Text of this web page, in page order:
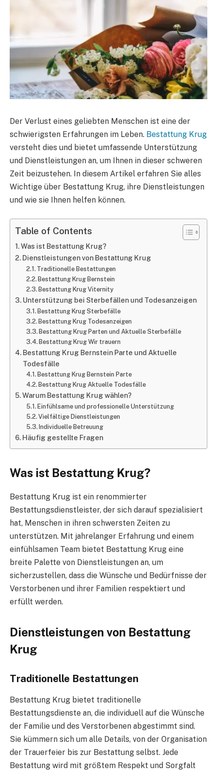
Der Verlust eines geliebten Menschen ist eine der
schwierigsten Erfahrungen im Leben. Bestattung Krug
versteht dies und bietet umfassende Unterstützung
und Dienstleistungen an, um Ihnen in dieser schweren
Zeit beizustehen. In diesem Artikel erfahren Sie alles
Wichtige über Bestattung Krug, ihre Dienstleistungen
und wie sie Ihnen helfen können.
Table of Contents
Was ist Bestattung Krug?
Dienstleistungen von Bestattung Krug
Traditionelle Bestattungen
Bestattung Krug Bernstein
Bestattung Krug Viternity
Unterstützung bei Sterbefällen und Todesanzeigen
Bestattung Krug Sterbefälle
Bestattung Krug Todesanzeigen
Bestattung Krug Parten und Aktuelle Sterbefälle
Bestattung Krug Wir trauern
Bestattung Krug Bernstein Parte und Aktuelle
Todesfälle
Bestattung Krug Bernstein Parte
Bestattung Krug Aktuelle Todesfälle
Warum Bestattung Krug wählen?
Einfühlsame und professionelle Unterstützung
Vielfältige Dienstleistungen
Individuelle Betreuung
Häufig gestellte Fragen
Was ist Bestattung Krug?
Bestattung Krug ist ein renommierter
Bestattungsdienstleister, der sich darauf spezialisiert
hat, Menschen in ihren schwersten Zeiten zu
unterstützen. Mit jahrelanger Erfahrung und einem
einfühlsamen Team bietet Bestattung Krug eine
breite Palette von Dienstleistungen an, um
sicherzustellen, dass die Wünsche und Bedürfnisse der
Verstorbenen und ihrer Familien respektiert und
erfüllt werden.
Dienstleistungen von Bestattung
Krug
Traditionelle Bestattungen
Bestattung Krug bietet traditionelle
Bestattungsdienste an, die individuell auf die Wünsche
der Familie und des Verstorbenen abgestimmt sind.
Sie kümmern sich um alle Details, von der Organisation
der Trauerfeier bis zur Bestattung selbst. Jede
Bestattung wird mit größtem Respekt und Sorgfalt